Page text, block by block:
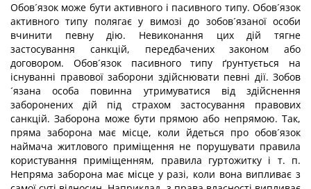
Обов´язок може бути активного і пасивного типу. Обов´язок
активного типу полягає у вимозі до зобов´язаної особи
вчинити певну дію. Невиконання цих дій тягне
застосування санкцій, передбачених законом або
договором. Обов´язок пасивного типу ґрунтується на
існуванні правової заборони здійснювати певні дії. Зобов
´язана особа повинна утримуватися від здійснення
заборонених дій під страхом застосування правових
санкцій. Заборона може бути прямою або непрямою. Так,
пряма заборона має місце, коли йдеться про обов´язок
наймача житлового приміщення не порушувати правила
користування приміщенням, правила гуртожитку і т. п.
Непряма заборона має місце у разі, коли вона випливає з